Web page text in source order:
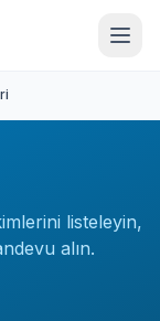
listeleyin,
alın.